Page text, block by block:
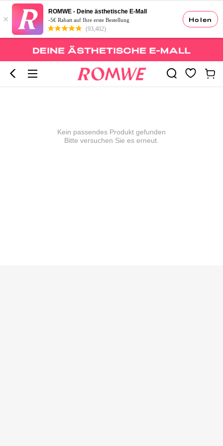
Holen
×
ROMWE - Deine ästhetische E-Mall
-5€ Rabatt auf Ihre erste Bestellung
(93,402)
Kein passendes Produkt gefunden
Bitte versuchen Sie es erneut.